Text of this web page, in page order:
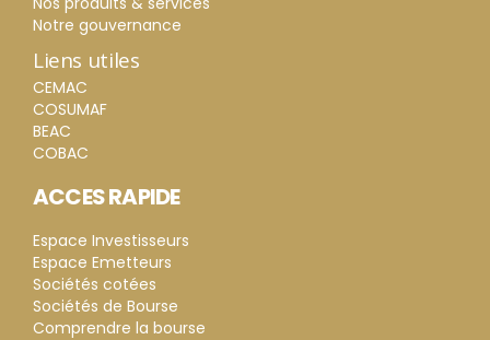
Notre gouvernance
Liens utiles
CEMAC
COSUMAF
BEAC
COBAC
ACCES RAPIDE
Espace Investisseurs
Espace Emetteurs
Sociétés cotées
Sociétés de Bourse
Comprendre la bourse